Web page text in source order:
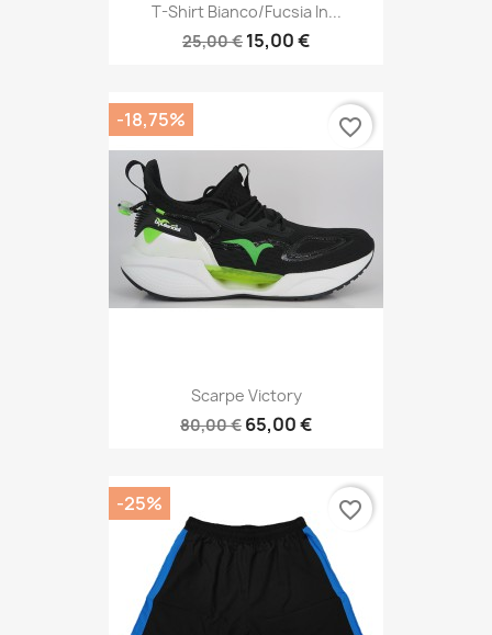
T-Shirt Bianco/fucsia In...
25,00 € 15,00 €
Scarpe Victory
80,00 € 65,00 €
-18,75% favorite_border
-25% favorite_border